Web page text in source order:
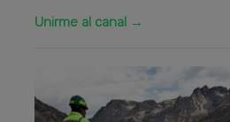
Unirme al canal →